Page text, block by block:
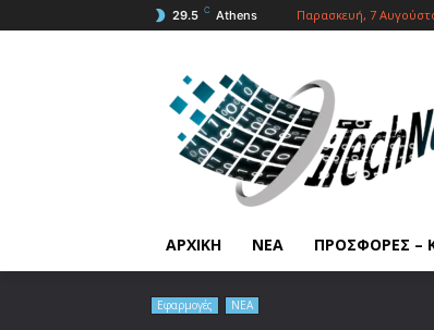
29.5 C Athens Παρασκευή, 7
ΑΡΧΙΚΗ ΝΕΑ ΠΡΟΣΦΟΡΕΣ –
Εφαρμογές ΝΕΑ